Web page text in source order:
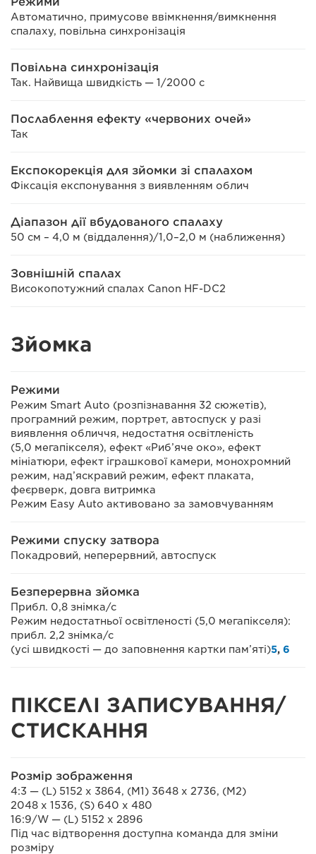
Автоматично, примусове ввімкнення/вимкнення
спалаху, повільна синхронізація
Повільна синхронізація
Так. Найвища швидкість — 1/2000 с
Послаблення ефекту «червоних очей»
Так
Експокорекція для зйомки зі спалахом
Фіксація експонування з виявленням облич
Діапазон дії вбудованого спалаху
50 см – 4,0 м (віддалення)/1,0–2,0 м (наближення)
Зовнішній спалах
Високопотужний спалах Canon HF-DC2
Зйомка
Режими
Режим Smart Auto (розпізнавання 32 сюжетів),
програмний режим, портрет, автоспуск у разі
виявлення обличчя, недостатня освітленість
(5,0 мегапікселя), ефект «Риб’яче око», ефект
мініатюри, ефект іграшкової камери, монохромний
режим, над’яскравий режим, ефект плаката,
феєрверк, довга витримка
Режим Easy Auto активовано за замовчуванням
Режими спуску затвора
Покадровий, неперервний, автоспуск
Безперервна зйомка
Прибл. 0,8 знімка/с
Режим недостатньої освітленості (5,0 мегапікселя):
прибл. 2,2 знімка/с
(усі швидкості — до заповнення картки пам’яті)5, 6
ПІКСЕЛІ ЗАПИСУВАННЯ/
СТИСКАННЯ
Розмір зображення
4:3 — (L) 5152 x 3864, (M1) 3648 x 2736, (M2)
2048 x 1536, (S) 640 x 480
16:9/W — (L) 5152 x 2896
Під час відтворення доступна команда для зміни
розміру